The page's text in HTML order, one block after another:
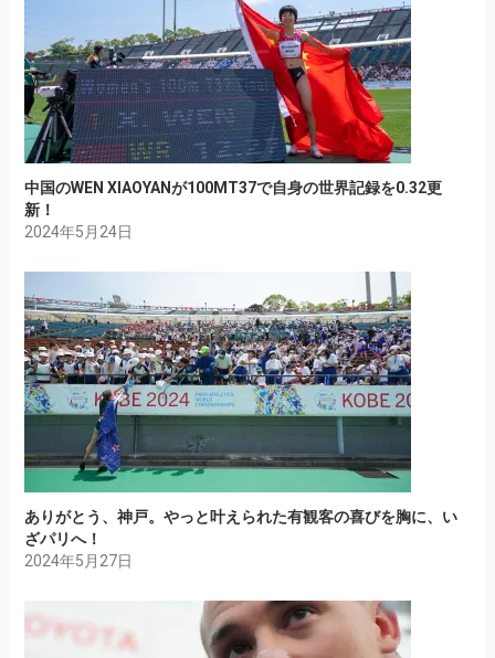
中国のWEN XIAOYANが100MT37で自身の世界記録を0.32更
新！
2024年5月24日
ありがとう、神戸。やっと叶えられた有観客の喜びを胸に、い
ざパリへ！
2024年5月27日